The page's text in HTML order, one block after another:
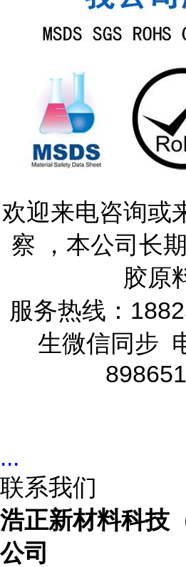
欢迎来电咨询或
察 ，本公司长
胶原
服务热线：
生微信同步
...
联系我们
浩正新材料科技
公司